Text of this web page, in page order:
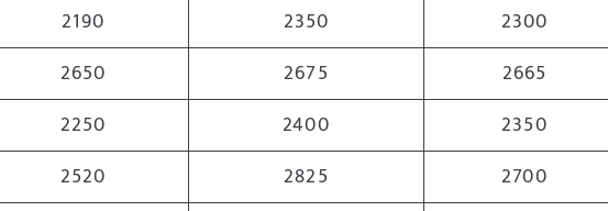
2190 2350
2300
2650 2675
2665
2250 2400
2350
2520 2825
2700